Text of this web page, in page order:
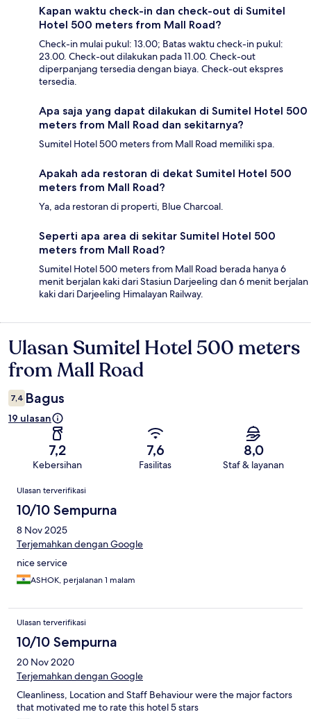
Kapan waktu check-in dan check-out di Sumitel
Hotel 500 meters from Mall Road?
Check-in mulai pukul: 13.00; Batas waktu check-in pukul:
23.00. Check-out dilakukan pada 11.00. Check-out
diperpanjang tersedia dengan biaya. Check-out ekspres
tersedia.
Apa saja yang dapat dilakukan di Sumitel Hotel 500
meters from Mall Road dan sekitarnya?
Sumitel Hotel 500 meters from Mall Road memiliki spa.
Apakah ada restoran di dekat Sumitel Hotel 500
meters from Mall Road?
Ya, ada restoran di properti, Blue Charcoal.
Seperti apa area di sekitar Sumitel Hotel 500
meters from Mall Road?
Sumitel Hotel 500 meters from Mall Road berada hanya 6
menit berjalan kaki dari Stasiun Darjeeling dan 6 menit berjalan
kaki dari Darjeeling Himalayan Railway.
Ulasan
Ulasan Sumitel Hotel 500 meters
from Mall Road
7,4 Bagus
19 ulasan
7,2
Kebersihan
7,6
Fasilitas
8,0
Staf & layanan
Ulasan
Ulasan terverifikasi
10/10 Sempurna
8 Nov 2025
Terjemahkan dengan Google
nice service
ASHOK, perjalanan 1 malam
Ulasan terverifikasi
10/10 Sempurna
20 Nov 2020
Terjemahkan dengan Google
Cleanliness, Location and Staff Behaviour were the major factors
that motivated me to rate this hotel 5 stars